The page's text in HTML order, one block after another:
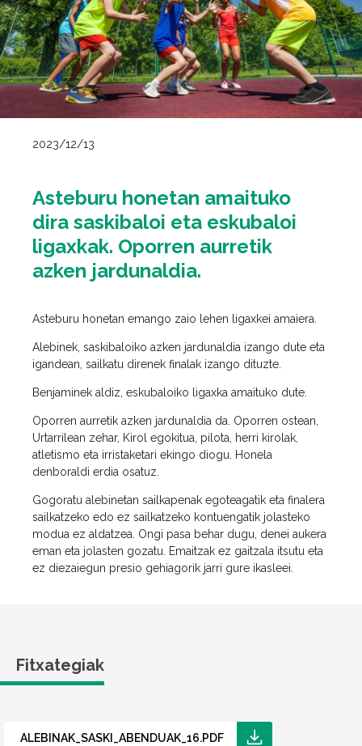
2023/12/13
Asteburu honetan amaituko
dira saskibaloi eta eskubaloi
ligaxkak. Oporren aurretik
azken jardunaldia.
Asteburu honetan emango zaio lehen ligaxkei amaiera.
Alebinek, saskibaloiko azken jardunaldia izango dute eta
igandean, sailkatu direnek finalak izango dituzte.
Benjaminek aldiz, eskubaloiko ligaxka amaituko dute.
Oporren aurretik azken jardunaldia da. Oporren ostean,
Urtarrilean zehar, Kirol egokitua, pilota, herri kirolak,
atletismo eta irristaketari ekingo diogu. Honela
denboraldi erdia osatuz.
Gogoratu alebinetan sailkapenak egoteagatik eta finalera
sailkatzeko edo ez sailkatzeko kontuengatik jolasteko
modua ez aldatzea. Ongi pasa behar dugu, denei aukera
eman eta jolasten gozatu. Emaitzak ez gaitzala itsutu eta
ez diezaiegun presio gehiagorik jarri gure ikasleei.
Fitxategiak
ALEBINAK_SASKI_ABENDUAK_16.PDF